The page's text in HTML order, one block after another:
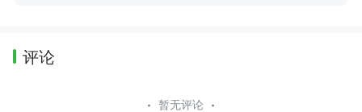
评论
暂无评论